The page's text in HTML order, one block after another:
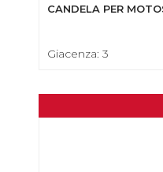
CANDELA PER
Giacenza: 3